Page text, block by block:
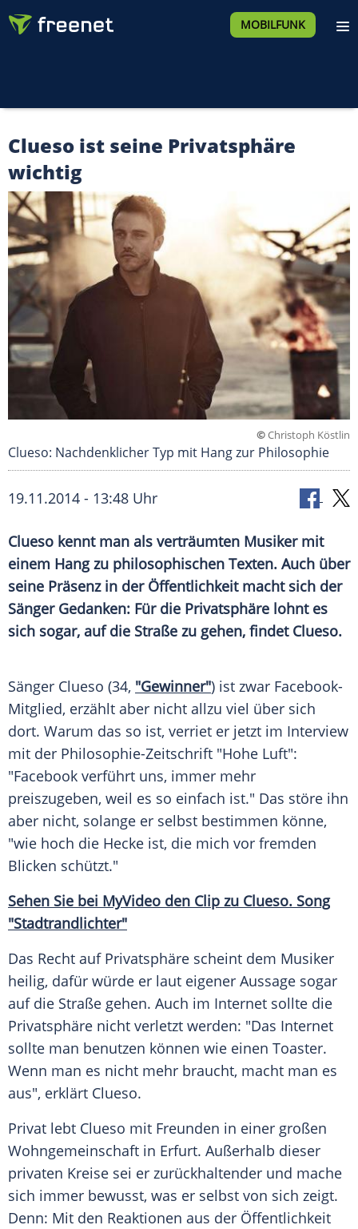
MOBILFUNK
Clueso ist seine Privatsphäre
wichtig
©Christoph Köstlin
Clueso: Nachdenklicher Typ mit Hang zur Philosophie
19.11.2014 - 13:48 Uhr
Clueso kennt man als verträumten Musiker mit
einem Hang zu philosophischen Texten. Auch über
seine Präsenz in der Öffentlichkeit macht sich der
Sänger Gedanken: Für die Privatsphäre lohnt es
sich sogar, auf die Straße zu gehen, findet Clueso.
Sänger Clueso (34, "Gewinner") ist zwar Facebook-
Mitglied, erzählt aber nicht allzu viel über sich
dort. Warum das so ist, verriet er jetzt im Interview
mit der Philosophie-Zeitschrift "Hohe Luft":
"Facebook verführt uns, immer mehr
preiszugeben, weil es so einfach ist." Das störe ihn
aber nicht, solange er selbst bestimmen könne,
"wie hoch die Hecke ist, die mich vor fremden
Blicken schützt."
Sehen Sie bei MyVideo den Clip zu Clueso. Song
"Stadtrandlichter"
Das Recht auf Privatsphäre scheint dem Musiker
heilig, dafür würde er laut eigener Aussage sogar
auf die Straße gehen. Auch im Internet sollte die
Privatsphäre nicht verletzt werden: "Das Internet
sollte man benutzen können wie einen Toaster.
Wenn man es nicht mehr braucht, macht man es
aus", erklärt Clueso.
Privat lebt Clueso mit Freunden in einer großen
Wohngemeinschaft in Erfurt. Außerhalb dieser
privaten Kreise sei er zurückhaltender und mache
sich immer bewusst, was er selbst von sich zeigt.
Denn: Mit den Reaktionen aus der Öffentlichkeit